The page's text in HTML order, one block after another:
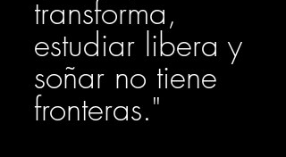
transforma,
estudiar libera y
soñar no tiene
fronteras."